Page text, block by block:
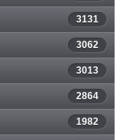
3131
3062
3013
2864
1982